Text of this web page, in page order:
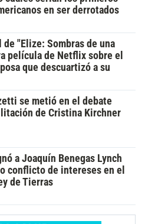
en ser derrotados
"Elize: Sombras de una
película de Netflix sobre el
que descuartizó a su
se metió en el debate
de Cristina Kirchner
a Joaquín Benegas Lynch
conflicto de intereses en el
de Tierras